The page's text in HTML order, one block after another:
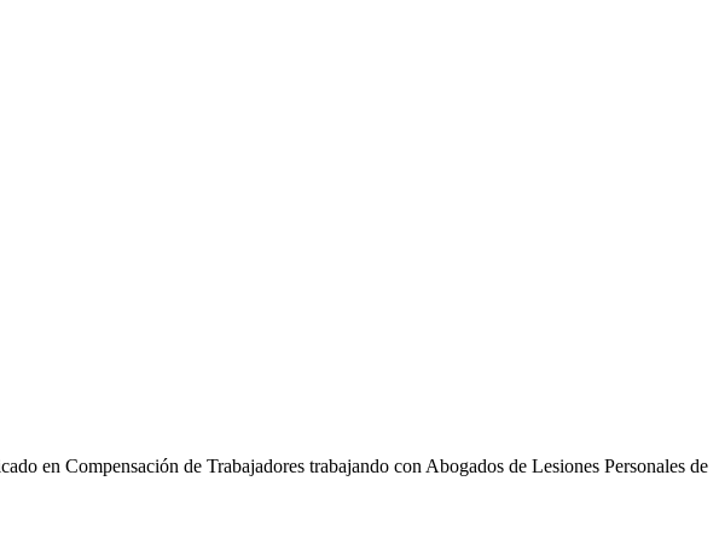
en Compensación de Trabajadores trabajando con Abogados de Lesiones Personales de